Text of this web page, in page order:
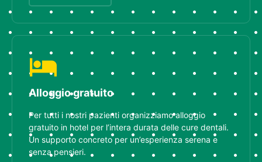
Alloggio gratuito
Per tutti i nostri pazienti organizziamo alloggio
gratuito in hotel per l’intera durata delle cure dentali.
Un supporto concreto per un’esperienza serena e
senza pensieri.